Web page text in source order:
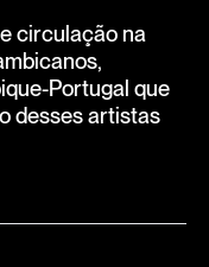
circulação na
Portugal que
desses artistas